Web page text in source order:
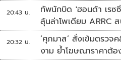
20:43 น.
ทัพนักบิด 'ฮอนด้า เรซ
ลุ้นล่าโพเดียม ARRC
กา
20:32 น.
‘ศุภมาส’ สั่งเข้มตรวจ
งาม ย้ำโฆษณาราคาต้อ